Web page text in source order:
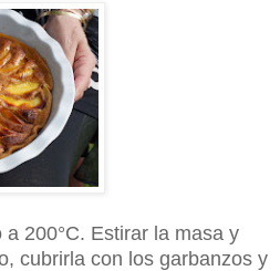
200°C. Estirar la masa y
cubrirla con los garbanzos y